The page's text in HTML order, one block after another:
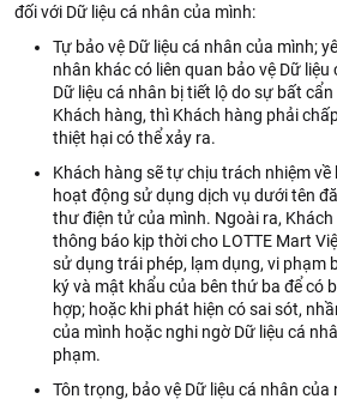
đối với Dữ liệu cá nhân của mình:
Tự bảo vệ Dữ liệu cá nhân của mình;
nhân khác có liên quan bảo vệ Dữ
Dữ liệu cá nhân bị tiết lộ do sự bất
Khách hàng, thì Khách hàng phải
thiệt hại có thể xảy ra.
Khách hàng sẽ tự chịu trách nhiệm
hoạt động sử dụng dịch vụ dưới tên
thư điện tử của mình. Ngoài ra,
thông báo kịp thời cho LOTTE Mart
sử dụng trái phép, lạm dụng, vi phạm
ký và mật khẩu của bên thứ ba để có
hợp; hoặc khi phát hiện có sai sót,
của mình hoặc nghi ngờ Dữ liệu cá
phạm.
Tôn trọng, bảo vệ Dữ liệu cá nhân của